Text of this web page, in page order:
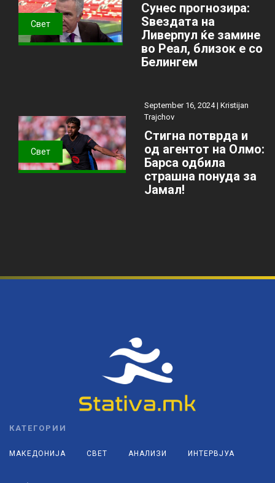
Свет
Сунес прогнозира:
Ѕвездата на
Ливерпул ќе замине
во Реал, близок е со
Белингем
Свет
September 16, 2024 | Kristijan
Trajchov
Стигна потврда и
од агентот на Олмо:
Барса одбила
страшна понуда за
Јамал!
КАТЕГОРИИ
МАКЕДОНИЈА СВЕТ АНАЛИЗИ ИНТЕРВЈУА